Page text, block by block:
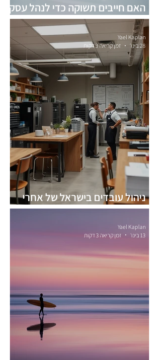
האם חייבים תשוקה כדי לנהל עסק
מוצלח?
ניהול עובדים בישראל של אחרי
7.10.23
Yael Kaplan
28 בינו׳
זמן קריאה 3 דקות
Yael Kaplan
13 בינו׳
זמן קריאה 3 דקות